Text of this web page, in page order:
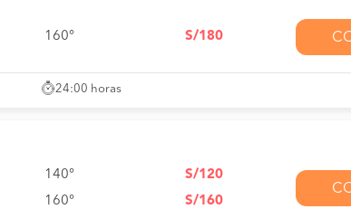
160° S/180
24:00 horas
140°
160°
S/120
S/160